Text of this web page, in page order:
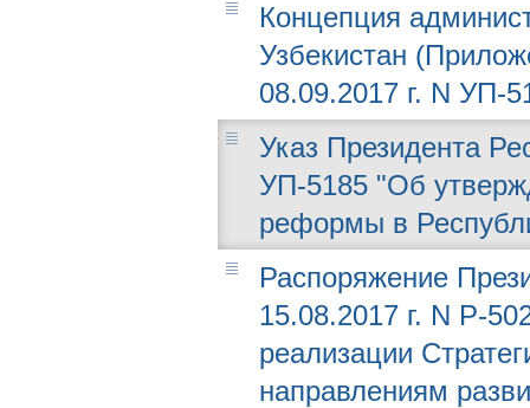
Концепция
Узбекистан
08.09.2017 г. N УП-
Указ Президента
УП-5185 "Об
реформы в
Распоряжение
15.08.2017 г. N Р-
реализации
направлениям